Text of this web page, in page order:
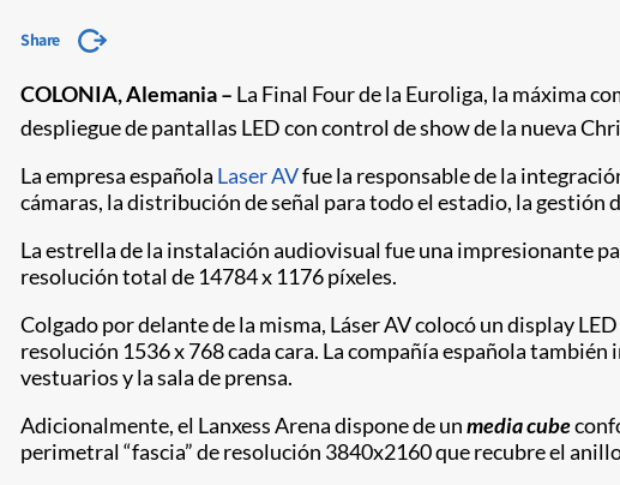
Share
COLONIA, Alemania – La Final Four de la Euroliga, la máxima
despliegue de pantallas LED con control de show de la nueva
La empresa española Laser AVfue la responsable de la
cámaras, la distribución de señal para todo el estadio, la gestión
La estrella de la instalación audiovisual fue una impresionante
resolución total de 14784 x 1176 píxeles.
Colgado por delante de la misma, Láser AV colocó un display
resolución 1536 x 768 cada cara. La compañía española
vestuarios y la sala de prensa.
Adicionalmente, el Lanxess Arena dispone de unmedia cube
perimetral “fascia” de resolución 3840x2160 que recubre el